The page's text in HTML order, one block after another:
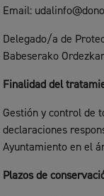
Email:
Delegado/a de
Babeserako
Finalidad del
Gestión y control de
declaraciones
Ayuntamiento en el
Plazos de